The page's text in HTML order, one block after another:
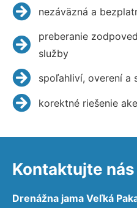
nezáväzná a
preberanie
služby
spoľahliví, overení a
korektné riešenie
Kontaktujte nás
Drenážna jama Veľká